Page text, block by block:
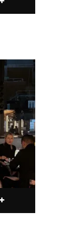
Ce produit a plusieurs variations. Les options peuvent être choisies sur la page du produit